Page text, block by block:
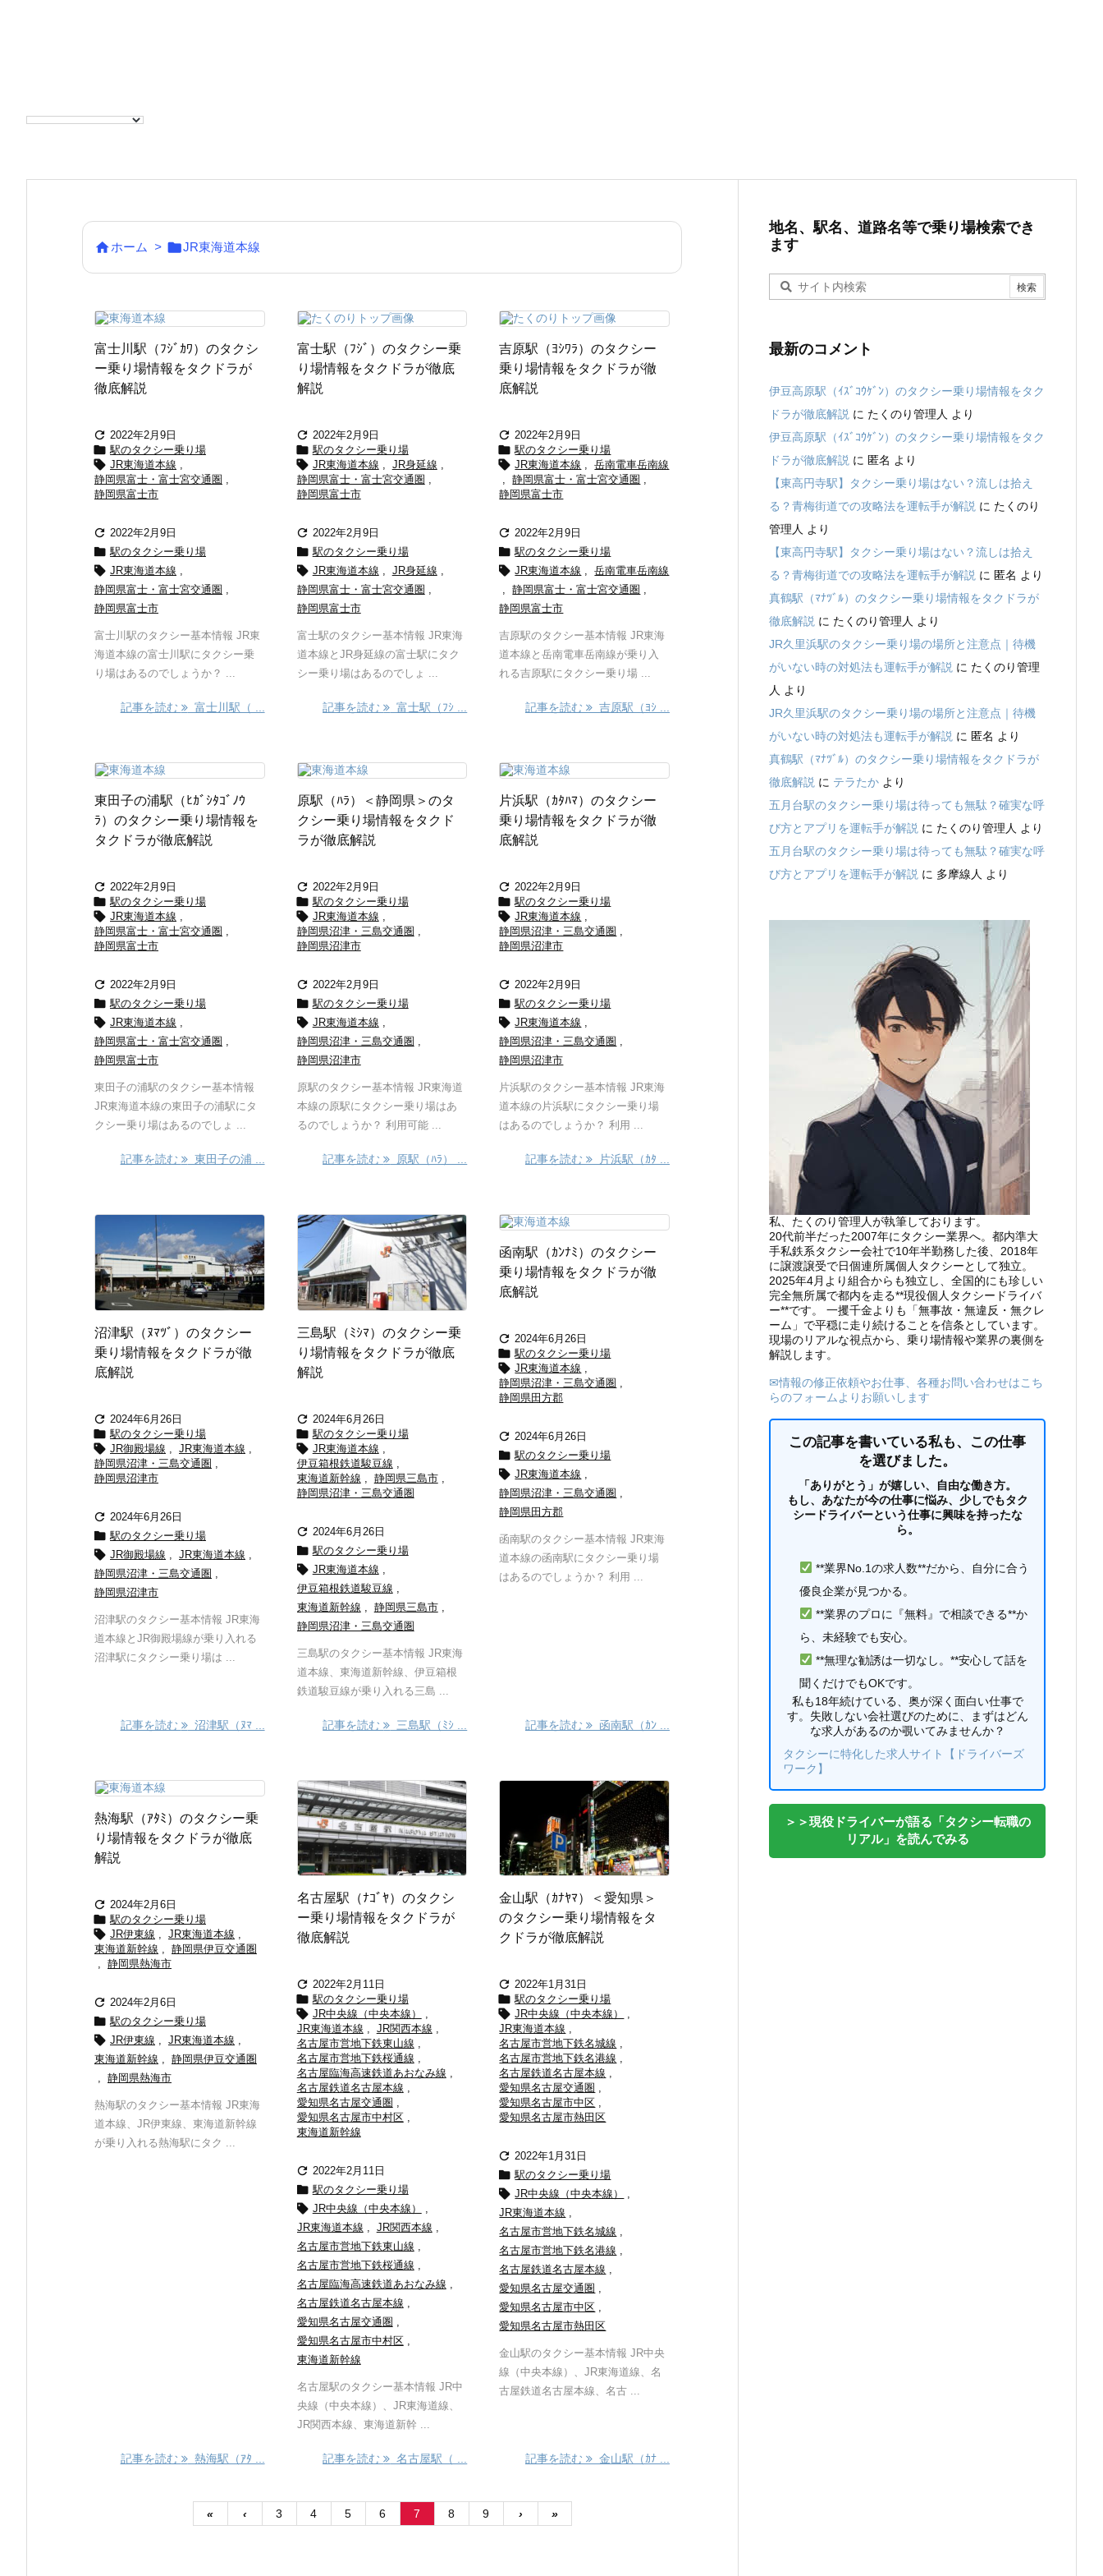
ホーム > JR東海道本線
富士川駅（ﾌｼﾞｶﾜ）のタクシ
ー乗り場情報をタクドラが
徹底解説
 2022年2月9日
 駅のタクシー乗り場
 JR東海道本線 ,
静岡県富士・富士宮交通圏 ,
静岡県富士市
 2022年2月9日
 駅のタクシー乗り場
 JR東海道本線 ,
静岡県富士・富士宮交通圏 ,
静岡県富士市
富士川駅のタクシー基本情報 JR東
海道本線の富士川駅にタクシー乗
り場はあるのでしょうか？ ...
記事を読む 富士川駅（ ...
富士駅（ﾌｼﾞ）のタクシー乗
り場情報をタクドラが徹底
解説
 2022年2月9日
 駅のタクシー乗り場
 JR東海道本線 , JR身延線 ,
静岡県富士・富士宮交通圏 ,
静岡県富士市
 2022年2月9日
 駅のタクシー乗り場
 JR東海道本線 , JR身延線 ,
静岡県富士・富士宮交通圏 ,
静岡県富士市
富士駅のタクシー基本情報 JR東海
道本線とJR身延線の富士駅にタク
シー乗り場はあるのでしょ ...
記事を読む 富士駅（ﾌｼ ...
吉原駅（ﾖｼﾜﾗ）のタクシー
乗り場情報をタクドラが徹
底解説
 2022年2月9日
 駅のタクシー乗り場
 JR東海道本線 ,
岳南電車岳南線
,
静岡県富士・富士宮交通圏 ,
静岡県富士市
 2022年2月9日
 駅のタクシー乗り場
 JR東海道本線 ,
岳南電車岳南線
,
静岡県富士・富士宮交通圏 ,
静岡県富士市
吉原駅のタクシー基本情報 JR東海
道本線と岳南電車岳南線が乗り入
れる吉原駅にタクシー乗り場 ...
記事を読む 吉原駅（ﾖｼ ...
東田子の浦駅（ﾋｶﾞｼﾀｺﾞﾉｳ
ﾗ）のタクシー乗り場情報を
タクドラが徹底解説
 2022年2月9日
 駅のタクシー乗り場
 JR東海道本線 ,
静岡県富士・富士宮交通圏 ,
静岡県富士市
 2022年2月9日
 駅のタクシー乗り場
 JR東海道本線 ,
静岡県富士・富士宮交通圏 ,
静岡県富士市
東田子の浦駅のタクシー基本情報
JR東海道本線の東田子の浦駅にタ
クシー乗り場はあるのでしょ ...
記事を読む 東田子の浦 ...
原駅（ﾊﾗ）＜静岡県＞のタ
クシー乗り場情報をタクド
ラが徹底解説
 2022年2月9日
 駅のタクシー乗り場
 JR東海道本線 ,
静岡県沼津・三島交通圏 ,
静岡県沼津市
 2022年2月9日
 駅のタクシー乗り場
 JR東海道本線 ,
静岡県沼津・三島交通圏 ,
静岡県沼津市
原駅のタクシー基本情報 JR東海道
本線の原駅にタクシー乗り場はあ
るのでしょうか？ 利用可能 ...
記事を読む 原駅（ﾊﾗ） ...
片浜駅（ｶﾀﾊﾏ）のタクシー
乗り場情報をタクドラが徹
底解説
 2022年2月9日
 駅のタクシー乗り場
 JR東海道本線 ,
静岡県沼津・三島交通圏 ,
静岡県沼津市
 2022年2月9日
 駅のタクシー乗り場
 JR東海道本線 ,
静岡県沼津・三島交通圏 ,
静岡県沼津市
片浜駅のタクシー基本情報 JR東海
道本線の片浜駅にタクシー乗り場
はあるのでしょうか？ 利用 ...
記事を読む 片浜駅（ｶﾀ ...
沼津駅（ﾇﾏﾂﾞ）のタクシー
乗り場情報をタクドラが徹
底解説
 2024年6月26日
 駅のタクシー乗り場
 JR御殿場線 JR東海道本線
静岡県沼津・三島交通圏
静岡県沼津市
 2024年6月26日
 駅のタクシー乗り場
 JR御殿場線 JR東海道本線
静岡県沼津・三島交通圏
静岡県沼津市
沼津駅のタクシー基本情報 JR東海
道本線とJR御殿場線が乗り入れる
沼津駅にタクシー乗り場は ...
記事を読む 沼津駅（ﾇﾏ ...
三島駅（ﾐｼﾏ）のタクシー乗
り場情報をタクドラが徹底
解説
 2024年6月26日
 駅のタクシー乗り場
 JR東海道本線
伊豆箱根鉄道駿豆線
東海道新幹線
静岡県三島市
静岡県沼津・三島交通圏
 2024年6月26日
 駅のタクシー乗り場
 JR東海道本線
伊豆箱根鉄道駿豆線
東海道新幹線
静岡県三島市
静岡県沼津・三島交通圏
三島駅のタクシー基本情報 JR東海
道本線、東海道新幹線、伊豆箱根
鉄道駿豆線が乗り入れる三島 ...
記事を読む 三島駅（ﾐｼ ...
函南駅（ｶﾝﾅﾐ）のタクシー
乗り場情報をタクドラが徹
底解説
 2024年6月26日
 駅のタクシー乗り場
 JR東海道本線 ,
静岡県沼津・三島交通圏 ,
静岡県田方郡
 2024年6月26日
 駅のタクシー乗り場
 JR東海道本線 ,
静岡県沼津・三島交通圏 ,
静岡県田方郡
函南駅のタクシー基本情報 JR東海
道本線の函南駅にタクシー乗り場
はあるのでしょうか？ 利用 ...
記事を読む 函南駅（ｶﾝ ...
熱海駅（ｱﾀﾐ）のタクシー乗
り場情報をタクドラが徹底
解説
 2024年2月6日
 駅のタクシー乗り場
 JR伊東線 JR東海道本線
東海道新幹線
静岡県伊豆交通圏
静岡県熱海市
 2024年2月6日
 駅のタクシー乗り場
 JR伊東線 JR東海道本線
東海道新幹線
静岡県伊豆交通圏
静岡県熱海市
熱海駅のタクシー基本情報 JR東海
道本線、JR伊東線、東海道新幹線
が乗り入れる熱海駅にタク ...
記事を読む 熱海駅（ｱﾀ ...
名古屋駅（ﾅｺﾞﾔ）のタクシ
ー乗り場情報をタクドラが
徹底解説
 2022年2月11日
 駅のタクシー乗り場
 JR中央線（中央本線）
,
JR東海道本線 , JR関西本線 ,
名古屋市営地下鉄東山線 ,
名古屋市営地下鉄桜通線 ,
名古屋臨海高速鉄道あおなみ線 ,
名古屋鉄道名古屋本線 ,
愛知県名古屋交通圏 ,
愛知県名古屋市中村区 ,
東海道新幹線
 2022年2月11日
 駅のタクシー乗り場
 JR中央線（中央本線）
,
JR東海道本線 , JR関西本線 ,
名古屋市営地下鉄東山線 ,
名古屋市営地下鉄桜通線 ,
名古屋臨海高速鉄道あおなみ線 ,
名古屋鉄道名古屋本線 ,
愛知県名古屋交通圏 ,
愛知県名古屋市中村区 ,
東海道新幹線
名古屋駅のタクシー基本情報 JR中
央線（中央本線）、JR東海道線、
JR関西本線、東海道新幹 ...
記事を読む 名古屋駅（ ...
金山駅（ｶﾅﾔﾏ）＜愛知県＞
のタクシー乗り場情報をタ
クドラが徹底解説
 2022年1月31日
 駅のタクシー乗り場
 JR中央線（中央本線）
,
JR東海道本線 ,
名古屋市営地下鉄名城線 ,
名古屋市営地下鉄名港線 ,
名古屋鉄道名古屋本線 ,
愛知県名古屋交通圏 ,
愛知県名古屋市中区 ,
愛知県名古屋市熱田区
 2022年1月31日
 駅のタクシー乗り場
 JR中央線（中央本線）
,
JR東海道本線 ,
名古屋市営地下鉄名城線 ,
名古屋市営地下鉄名港線 ,
名古屋鉄道名古屋本線 ,
愛知県名古屋交通圏 ,
愛知県名古屋市中区 ,
愛知県名古屋市熱田区
金山駅のタクシー基本情報 JR中央
線（中央本線）、JR東海道線、名
古屋鉄道名古屋本線、名古 ...
記事を読む 金山駅（ｶﾅ ...
« ‹ 3 4 5 6 7 8 9 › »
地名、駅名、道路名等で乗り場検索でき
ます
最新のコメント
伊豆高原駅（ｲｽﾞｺｳｹﾞﾝ）のタクシー乗り場情報をタク
ドラが徹底解説 に たくのり管理人 より
伊豆高原駅（ｲｽﾞｺｳｹﾞﾝ）のタクシー乗り場情報をタク
ドラが徹底解説 に 匿名 より
【東高円寺駅】タクシー乗り場はない？流しは拾え
る？青梅街道での攻略法を運転手が解説 に たくのり
管理人 より
【東高円寺駅】タクシー乗り場はない？流しは拾え
る？青梅街道での攻略法を運転手が解説 に 匿名 より
真鶴駅（ﾏﾅﾂﾞﾙ）のタクシー乗り場情報をタクドラが
徹底解説 に たくのり管理人 より
JR久里浜駅のタクシー乗り場の場所と注意点｜待機
がいない時の対処法も運転手が解説 に たくのり管理
人 より
JR久里浜駅のタクシー乗り場の場所と注意点｜待機
がいない時の対処法も運転手が解説 に 匿名 より
真鶴駅（ﾏﾅﾂﾞﾙ）のタクシー乗り場情報をタクドラが
徹底解説 に テラたか より
五月台駅のタクシー乗り場は待っても無駄？確実な呼
び方とアプリを運転手が解説 に たくのり管理人 より
五月台駅のタクシー乗り場は待っても無駄？確実な呼
び方とアプリを運転手が解説 に 多摩線人 より
私、たくのり管理人が執筆しております。
20代前半だった2007年にタクシー業界へ。都内準大
手私鉄系タクシー会社で10年半勤務した後、2018年
に譲渡譲受で日個連所属個人タクシーとして独立。
2025年4月より組合からも独立し、全国的にも珍しい
完全無所属で都内を走る**現役個人タクシードライバ
ー**です。 一攫千金よりも「無事故・無違反・無クレ
ーム」で平穏に走り続けることを信条としています。
現場のリアルな視点から、乗り場情報や業界の裏側を
解説します。
✉情報の修正依頼やお仕事、各種お問い合わせはこち
らのフォームよりお願いします
この記事を書いている私も、この仕事
を選びました。
「ありがとう」が嬉しい、自由な働き方。
もし、あなたが今の仕事に悩み、少しでもタク
シードライバーという仕事に興味を持ったな
ら。
**業界No.1の求人数**だから、自分に合う
優良企業が見つかる。
**業界のプロに『無料』で相談できる**か
ら、未経験でも安心。
**無理な勧誘は一切なし。**安心して話を
聞くだけでもOKです。
私も18年続けている、奥が深く面白い仕事で
す。失敗しない会社選びのために、まずはどん
な求人があるのか覗いてみませんか？
タクシーに特化した求人サイト【ドライバーズ
ワーク】
＞＞現役ドライバーが語る「タクシー転職の
リアル」を読んでみる